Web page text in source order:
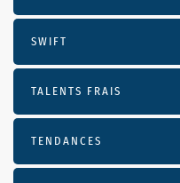
SWIFT
TALENTS FRAIS
TENDANCES